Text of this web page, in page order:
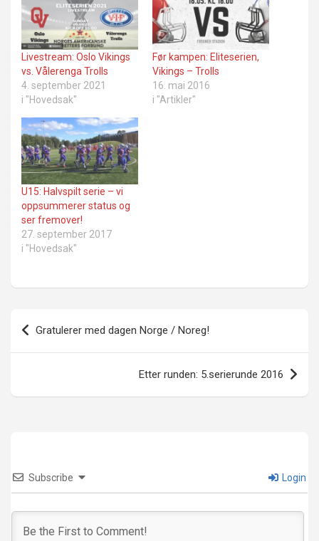
Livestream: Oslo Vikings
vs. Vålerenga Trolls
4. september 2021
i "Hovedsak"
Før kampen: Eliteserien,
Vikings – Trolls
16. mai 2016
i "Artikler"
U15: Halvspilt serie – vi
oppsummerer status og
ser fremover!
27. september 2017
i "Hovedsak"
Innleggsnavigasjon
Gratulerer med dagen Norge / Noreg!
Etter runden: 5.serierunde 2016
Subscribe Login